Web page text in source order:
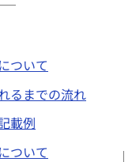
ついて
るまでの流れ
載例
ついて